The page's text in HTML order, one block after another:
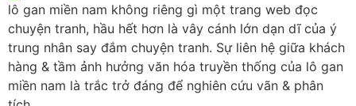
lô gan miền nam không riêng gì một trang web đọc
chuyện tranh, hầu hết hơn là vây cánh lớn dạn dĩ của ý
trung nhân say đắm chuyện tranh. Sự liên hệ giữa khách
hàng & tầm ảnh hưởng văn hóa truyền thống của lô gan
miền nam là trắc trở đáng để nghiên cứu vãn & phân